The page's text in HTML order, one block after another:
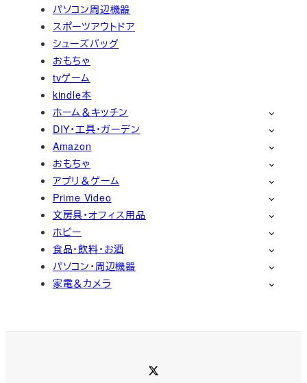
パソコン周辺機器
スポーツアウトドア
シューズバッグ
おもちゃ
tvゲーム
kindle本
ホーム＆キッチン
DIY・工具・ガーデン
Amazon
おもちゃ
アプリ＆ゲーム
Prime Video
文房具・オフィス用品
ホビー
食品・飲料・お酒
パソコン・周辺機器
家電＆カメラ